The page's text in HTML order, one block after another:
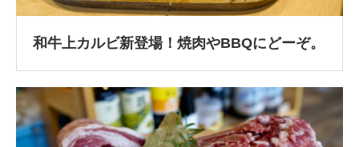
和牛上カルビ新登場！焼肉やBBQにどーぞ。